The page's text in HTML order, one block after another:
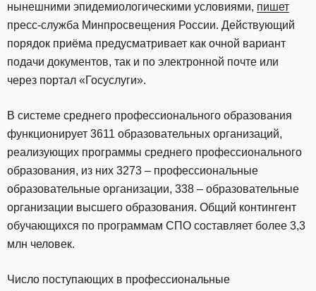
нынешними эпидемиологическими условиями, пишет
пресс-служба Минпросвещения России. Действующий
порядок приёма предусматривает как очной вариант
подачи документов, так и по электронной почте или
через портал «Госуслуги».
В системе среднего профессионального образования
функционирует 3611 образовательных организаций,
реализующих программы среднего профессионального
образования, из них 3273 – профессиональные
образовательные организации, 338 – образовательные
организации высшего образования. Общий контингент
обучающихся по программам СПО составляет более 3,3
млн человек.
Число поступающих в профессиональные